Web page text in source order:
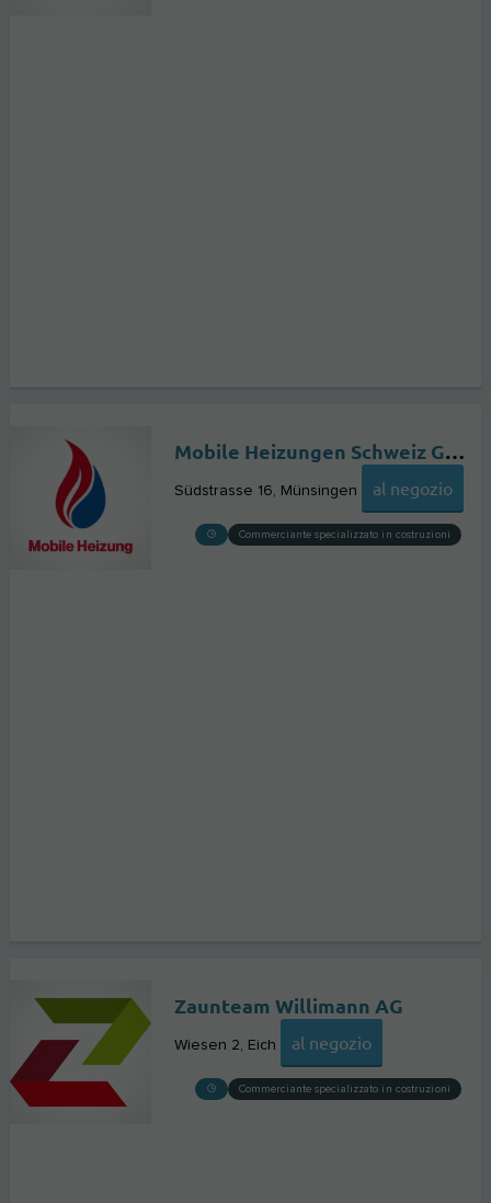
Mobile Heizungen Schweiz GmbH
Südstrasse 16 Münsingen al negozio
Commerciante specializzato in costruzioni
Zaunteam Willimann AG
Wiesen 2 Eich al negozio
Commerciante specializzato in costruzioni